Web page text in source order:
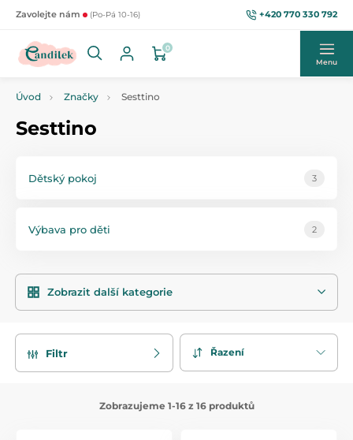
Zavolejte nám (Po-Pá 10-16) +420 770 330 792
0
Menu
Úvod Značky Sesttino
Sesttino
Dětský pokoj 3
Výbava pro děti 2
Zobrazit další kategorie
Filtr Řazení
Zobrazujeme 1-16 z 16 produktů